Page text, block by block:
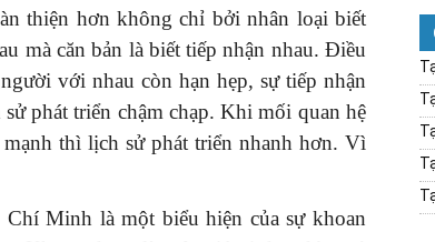
thiện hơn không chỉ bởi nhân loại biết
mà căn bản là biết tiếp nhận nhau. Điều
với nhau còn hạn hẹp, sự tiếp nhận
phát triển chậm chạp. Khi mối quan hệ
thì lịch sử phát triển nhanh hơn. Vì
Minh là một biểu hiện của sự khoan